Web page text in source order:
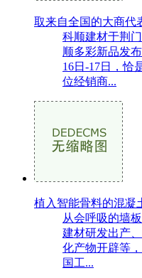
取来自全国的大商代
科顺建材于荆
顺多彩新品发
16日-17日，恰
位经销商...
植入智能骨料的混凝
从会呼吸的墙
建材研发出产
化产物开辟等
国工...